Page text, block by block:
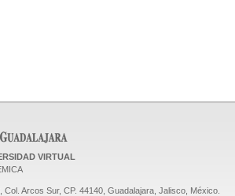
VIRTUAL
Col. Arcos Sur, CP. 44140, Guadalajara, Jalisco, México.